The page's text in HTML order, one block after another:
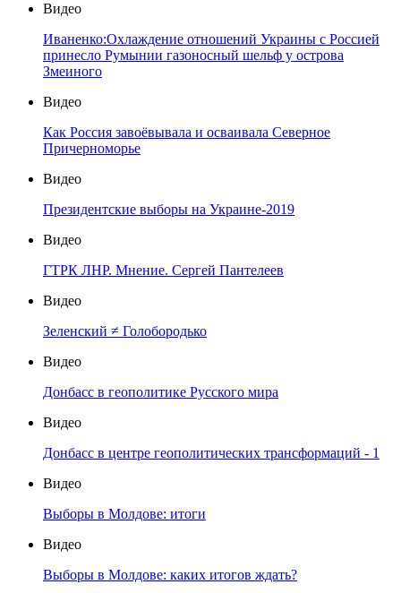
Видео
Иваненко:Охлаждение отношений Украины с Россией
принесло Румынии газоносный шельф у острова
Змеиного
Видео
Как Россия завоёвывала и осваивала Северное
Причерноморье
Видео
Президентские выборы на Украине-2019
Видео
ГТРК ЛНР. Мнение. Сергей Пантелеев
Видео
Зеленский ≠ Голобородько
Видео
Донбасс в геополитике Русского мира
Видео
Донбасс в центре геополитических трансформаций - 1
Видео
Выборы в Молдове: итоги
Видео
Выборы в Молдове: каких итогов ждать?